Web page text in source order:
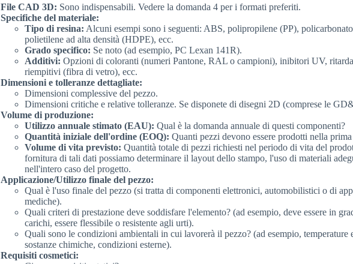
File CAD 3D: Sono indispensabili. Vedere la domanda 4 per i formati preferiti.
Specifiche del materiale:
Tipo di resina: Alcuni esempi sono i seguenti: ABS, polipropilene (PP),
polietilene ad alta densità (HDPE), ecc.
Grado specifico: Se noto (ad esempio, PC Lexan 141R).
Additivi: Opzioni di coloranti (numeri Pantone, RAL o campioni), inibitori UV,
riempitivi (fibra di vetro), ecc.
Dimensioni e tolleranze dettagliate:
Dimensioni complessive del pezzo.
Dimensioni critiche e relative tolleranze. Se disponete di disegni 2D (comprese le
Volume di produzione:
Utilizzo annuale stimato (EAU): Qual è la domanda annuale di questi componenti?
Quantità iniziale dell'ordine (EOQ): Quanti pezzi devono essere prodotti nella prima
Volume di vita previsto: Quantità totale di pezzi richiesti nel periodo di vita del
fornitura di tali dati possiamo determinare il layout dello stampo, l'uso di materiali
nell'intero caso del progetto.
Applicazione/Utilizzo finale del pezzo:
Qual è l'uso finale del pezzo (si tratta di componenti elettronici, automobilistici o di
mediche).
Quali criteri di prestazione deve soddisfare l'elemento? (ad esempio, deve essere in
carichi, essere flessibile o resistente agli urti).
Quali sono le condizioni ambientali in cui lavorerà il pezzo? (ad esempio, temperature
sostanze chimiche, condizioni esterne).
Requisiti cosmetici: